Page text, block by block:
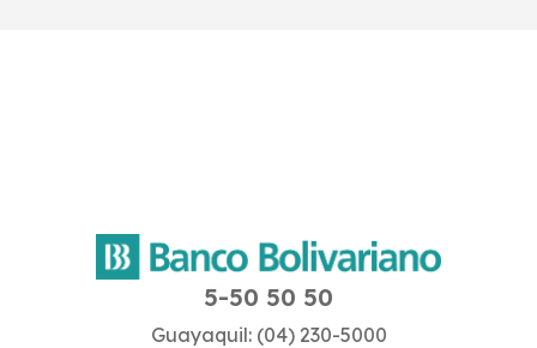
5-50 50 50
Guayaquil: (04) 230-5000